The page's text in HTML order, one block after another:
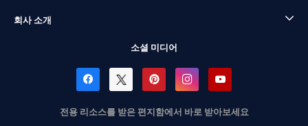
회사 소개
소셜 미디어
전용 리소스를 받은 편지함에서 바로 받아보세요